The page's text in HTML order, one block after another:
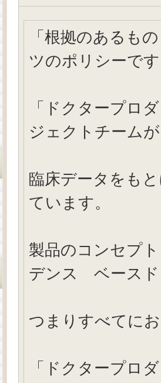
「根拠のあるも
ツのポリシーで
「ドクタープロ
ジェクトチームが
臨床データをも
ています。
製品のコンセプ
デンス ベース
つまりすべてに
「ドクタープロ